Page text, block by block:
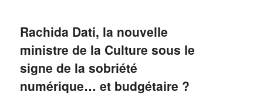
Rachida Dati, la nouvelle
ministre de la Culture sous le
signe de la sobriété
numérique… et budgétaire ?